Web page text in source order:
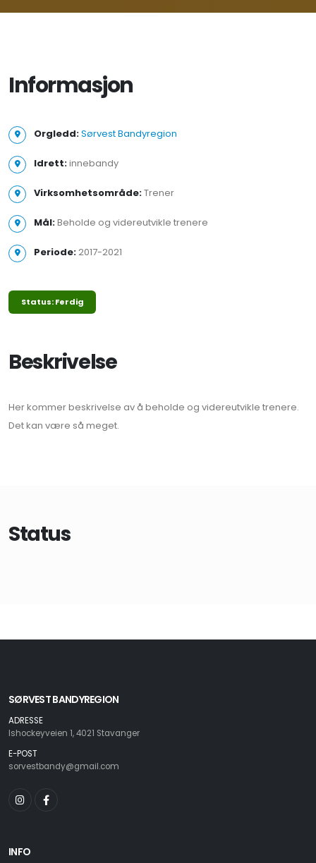
Informasjon
Orgledd:Sørvest Bandyregion
Idrett:innebandy
Virksomhetsområde:Trener
Mål:Beholde og videreutvikle trenere
Periode:2017-2021
Status: Ferdig
Beskrivelse
Her kommer beskrivelse av å beholde og videreutvikle trenere.
Det kan være så meget.
Status
SØRVEST BANDYREGION
ADRESSE
Ishockeyveien 1, 4021 Stavanger
E-POST
sorvestbandy@gmail.com
INFO